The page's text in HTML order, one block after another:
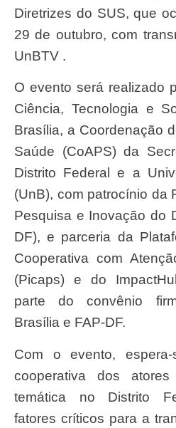
Diretrizes do SUS, que
29 de outubro, com
UnBTV .
O evento será realizado pelo Colaboratório de
Ciência, Tecnologia e
Brasília, a Coordenação
Saúde (CoAPS) da
Distrito Federal e a
(UnB), com patrocínio da
Pesquisa e Inovação do
DF), e parceria da
Cooperativa com
(Picaps) e do
parte do convênio
Brasília e FAP-DF.
Com o evento, espera-se ativar uma rede
cooperativa dos
temática no Distrito
fatores críticos para a